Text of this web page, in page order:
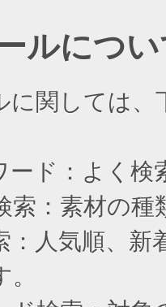
ルにつ
に関しては
ード：よく
索：素材の
：人気順、